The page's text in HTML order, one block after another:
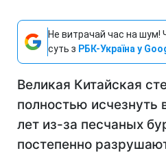
Не витрачай час на шум!
суть з РБК-Україна у
Великая Китайская
полностью исчезнуть
лет из-за песчаных
постепенно